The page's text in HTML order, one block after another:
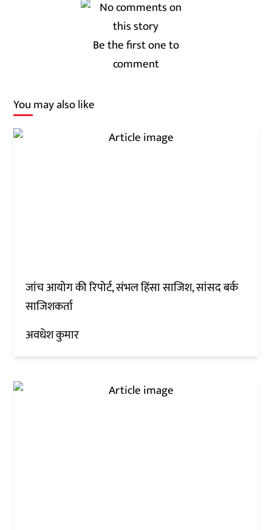
Be the first one to
comment
You may also like
जांच आयोग की रिपोर्ट, संभल हिंसा साजिश, सांसद बर्क
साजिशकर्ता
अवधेश कुमार